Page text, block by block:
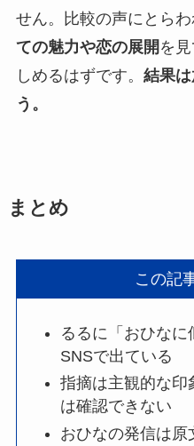
せん。比較の声にとらわ
ての魅力や恋の展開 を
しめるはずです。 結果
う。
まとめ
この記
るるに「おひな
SNSで出ている
指摘は主観的な印
は確認できない
おひなの発信は原